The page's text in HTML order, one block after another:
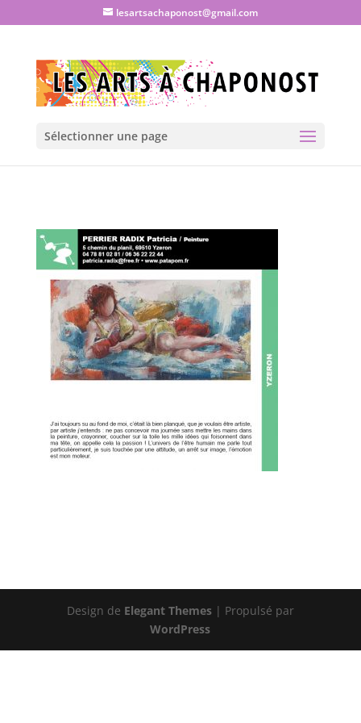
lesartsachaponost@gmail.com
Sélectionner une page
Design de Elegant Themes| Propulsé par
WordPress